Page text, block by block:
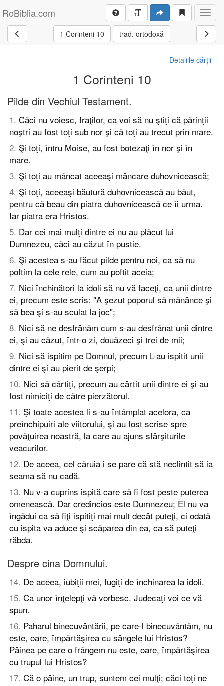
RoBiblia.com
1 Corinteni 10 trad. ortodoxă
Detaliile cărții
1 Corinteni 10
Pilde din Vechiul Testament.
1. Căci nu voiesc, fraţilor, ca voi să nu ştiţi că părinţii
noştri au fost toţi sub nor şi că toţi au trecut prin mare.
2. Şi toţi, întru Moise, au fost botezaţi în nor şi în
mare.
3. Şi toţi au mâncat aceeaşi mâncare duhovnicească;
4. Şi toţi, aceeaşi băutură duhovnicească au băut,
pentru că beau din piatra duhovnicească ce îi urma.
Iar piatra era Hristos.
5. Dar cei mai mulţi dintre ei nu au plăcut lui
Dumnezeu, căci au căzut în pustie.
6. Şi acestea s-au făcut pilde pentru noi, ca să nu
poftim la cele rele, cum au poftit aceia;
7. Nici închinători la idoli să nu vă faceţi, ca unii dintre
ei, precum este scris: "A şezut poporul să mănânce şi
să bea şi s-au sculat la joc";
8. Nici să ne desfrânăm cum s-au desfrânat unii dintre
ei, şi au căzut, într-o zi, douăzeci şi trei de mii;
9. Nici să ispitim pe Domnul, precum L-au ispitit unii
dintre ei şi au pierit de şerpi;
10. Nici să cârtiţi, precum au cârtit unii dintre ei şi au
fost nimiciţi de către pierzătorul.
11. Şi toate acestea li s-au întâmplat acelora, ca
preînchipuiri ale viitorului, şi au fost scrise spre
povăţuirea noastră, la care au ajuns sfârşiturile
veacurilor.
12. De aceea, cel căruia i se pare că stă neclintit să ia
seama să nu cadă.
13. Nu v-a cuprins ispită care să fi fost peste puterea
omenească. Dar credincios este Dumnezeu; El nu va
îngădui ca să fiţi ispitiţi mai mult decât puteţi, ci odată
cu ispita va aduce şi scăparea din ea, ca să puteţi
răbda.
Despre cina Domnului.
14. De aceea, iubiţii mei, fugiţi de închinarea la idoli.
15. Ca unor înţelepţi vă vorbesc. Judecaţi voi ce vă
spun.
16. Paharul binecuvântării, pe care-l binecuvântăm, nu
este, oare, împărtăşirea cu sângele lui Hristos?
Pâinea pe care o frângem nu este, oare, împărtăşirea
cu trupul lui Hristos?
17. Că o pâine, un trup, suntem cei mulţi; căci toţi ne